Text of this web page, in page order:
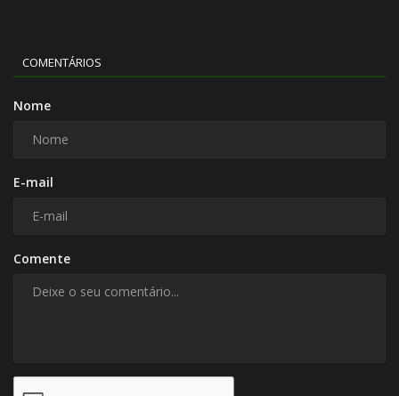
COMENTÁRIOS
Nome
E-mail
Comente